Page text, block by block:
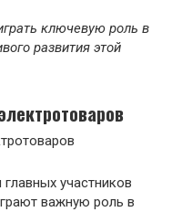
ключевую роль в
развития этой
участников
важную роль в